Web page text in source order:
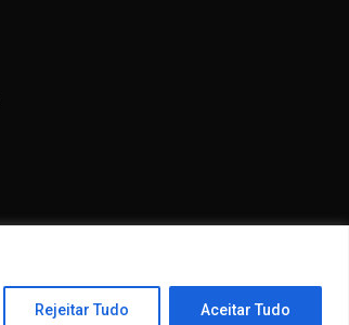
Rejeitar Tudo Aceitar Tudo